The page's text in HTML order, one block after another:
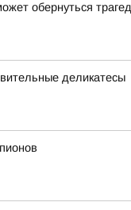
обернуться
деликатесы